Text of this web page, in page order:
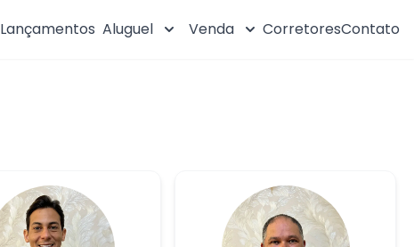
Lançamentos Aluguel Venda CorretoresContato